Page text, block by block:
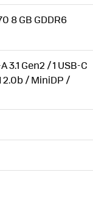
8 GB GDDR6
3.1 Gen2 / 1 USB-C
2.0b / MiniDP /